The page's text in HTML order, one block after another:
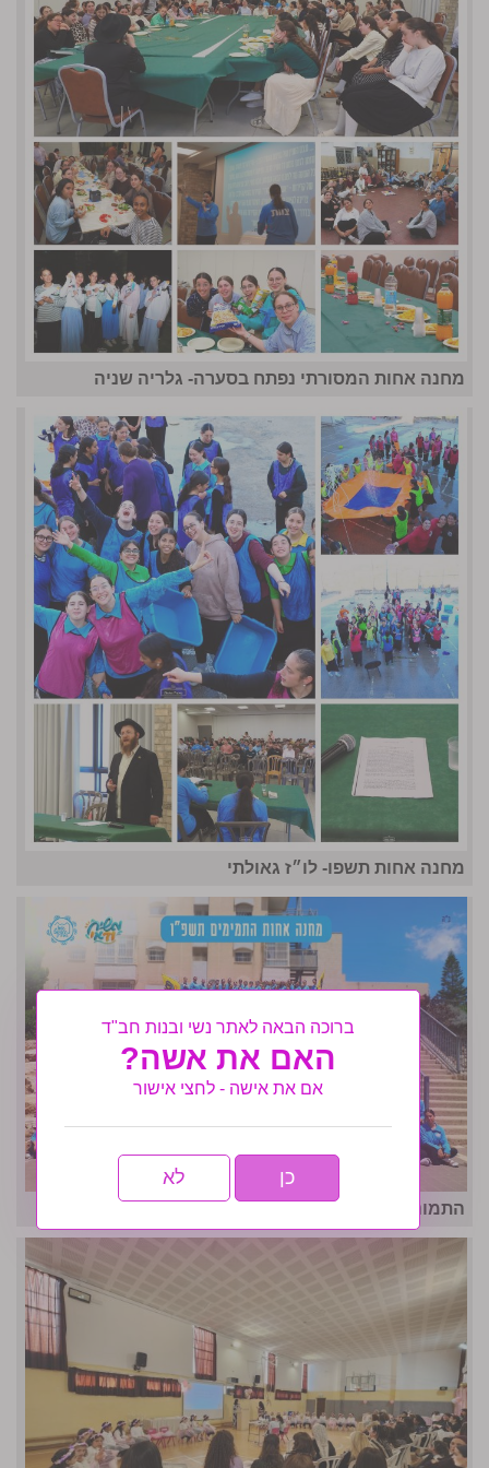
מחנה אחות המסורתי נפתח בסערה- גלריה שניה
מחנה אחות תשפו- לו״ז גאולתי
התמונה המרכזית- מחנה אחות ה'תשפ"ו
ברוכה הבאה לאתר נשי ובנות חב"ד
האם את אשה?
אם את אישה - לחצי אישור
כן לא